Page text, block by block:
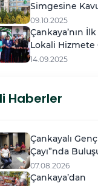
Simgesine
09.10.2025
Çankaya’nın
Lokali Hizmete
14.09.2025
Haberler
Çankayalı
Çayı”nda
07.08.2026
Çankaya’dan